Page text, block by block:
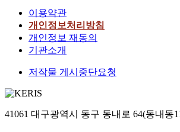
이용약관
개인정보처리방침
개인정보 재동의
기관소개
저작물 게시중단요청
41061 대구광역시 동구 동내로 64(동내동